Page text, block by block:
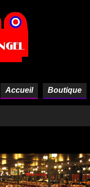
Accueil Boutique